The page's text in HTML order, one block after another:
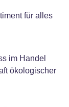
für alles
im Handel
ökologischer